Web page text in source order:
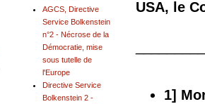
USA, le
1]
AGCS, Directive
Service Bolkenstein
n°2 - Nécrose de la
Démocratie, mise
sous tutelle de
l'Europe
Directive Service
Bolkenstein 2 -